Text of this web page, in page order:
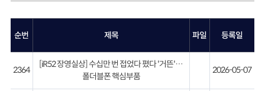
순번 제목 파일 등록일
2364
[iR52 장영실상] 수십만 번 접었다 폈다 '거뜬'…
폴더블폰 핵심부품
2026-05-07